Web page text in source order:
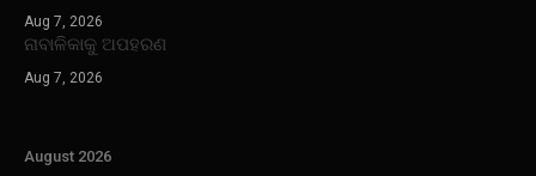
Aug 7, 2026
ନାବାଳିକାକୁ ଅପହରଣ
Aug 7, 2026
August 2026